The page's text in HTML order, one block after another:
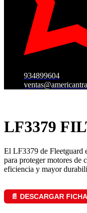
934899604
LF3379
El LF3379 de Fleetguard
para proteger motores de
eficiencia y mayor
📄 DESCARGAR